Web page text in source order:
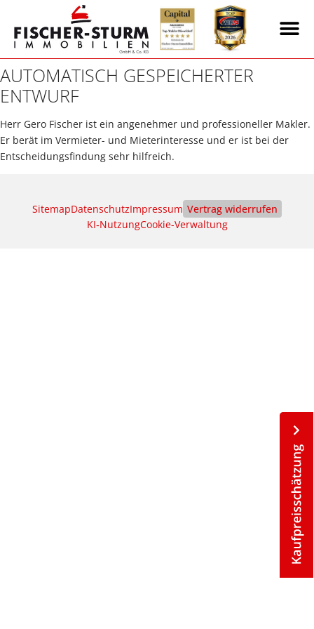
AUTOMATISCH GESPEICHERTER
ENTWURF
Herr Gero Fischer ist ein angenehmer und professioneller Makler.
Er berät im Vermieter- und Mieterinteresse und er ist bei der
Entscheidungsfindung sehr hilfreich.
SitemapDatenschutzImpressum Vertrag widerrufen
KI‑NutzungCookie-Verwaltung